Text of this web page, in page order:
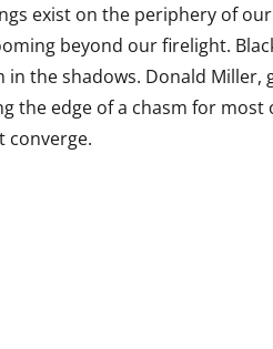
exist on the periphery of
beyond our firelight.
in the shadows. Donald Miller,
the edge of a chasm for most
converge.